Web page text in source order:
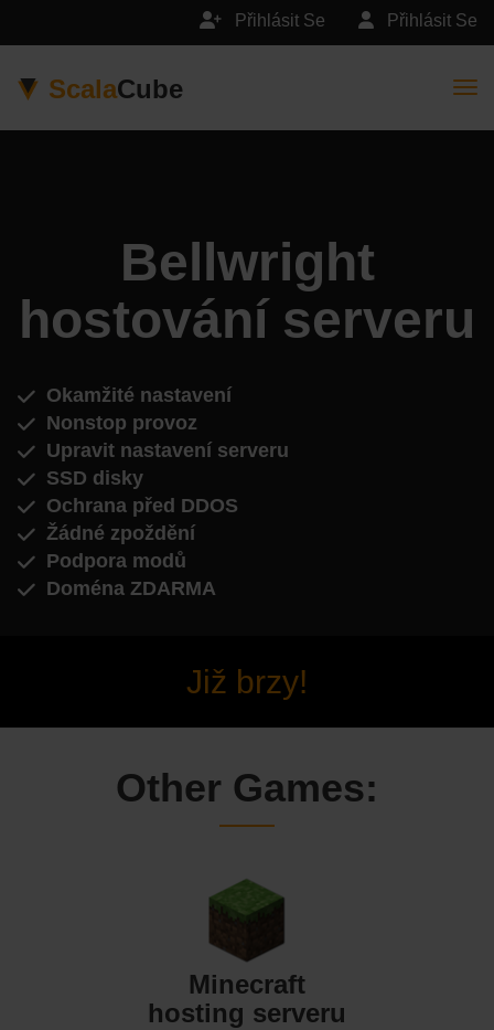
Přihlásit Se
Přihlásit Se
ScalaCube
Bellwright
hostování serveru
Okamžité nastavení
Nonstop provoz
Upravit nastavení serveru
SSD disky
Ochrana před DDOS
Žádné zpoždění
Podpora modů
Doména ZDARMA
Již brzy!
Other Games:
Minecraft
hosting serveru